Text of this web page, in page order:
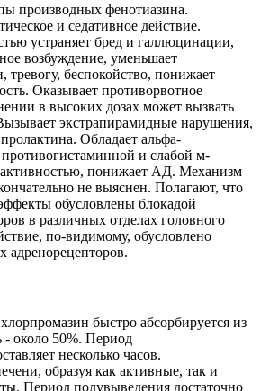
производных фенотиазина.
и седативное действие.
устраняет бред и галлюцинации,
возбуждение, уменьшает
тревогу, беспокойство, понижает
Оказывает противорвотное
в высоких дозах может вызвать
экстрапирамидные нарушения,
Обладает альфа-
и слабой м-
понижает АД. Механизм
не выяснен. Полагают, что
обусловлены блокадой
в различных отделах головного
по-видимому, обусловлено
адренорецепторов.
быстро абсорбируется из
около 50%. Период
несколько часов.
образуя как активные, так и
Период полувыведения достаточно